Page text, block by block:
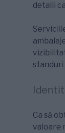
detalii
standuri
Ca să
valoare